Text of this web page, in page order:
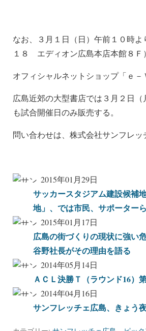
なお、３月１日（日）午前１０時
１８ エディオン広島本店本館８Ｆ
オフィシャルネットショップ「ｅ
広島近郊の大型書店では３月２日
も試合開催日のみ販売する。
問い合わせは、株式会社サンフレ
2015年01月29日
サッカースタジアム建設候補
地」、では市民、サポーター
2015年01月17日
広島の街づくりの現状に強い
谷野社長がその理由を語る
2014年05月14日
ＡＣＬ決勝Ｔ（ラウンド16）
2014年04月16日
サンフレッチェ広島、きょう